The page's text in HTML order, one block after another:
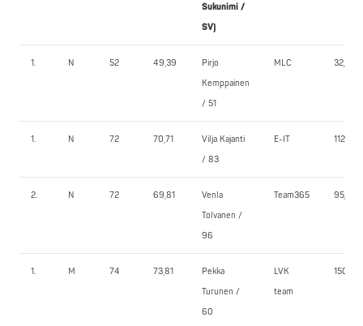
Sukunimi /
SV)
1. N 52 49,39
Pirjo
Kemppainen
/ 51
MLC 32,5
1. N 72 70,71
Vilja Kajanti
/ 83
E-IT 112,5
2. N 72 69,81
Venla
Tolvanen /
96
Team365 95,0
1. M 74 73,81
Pekka
Turunen /
60
LVK
team
150,0